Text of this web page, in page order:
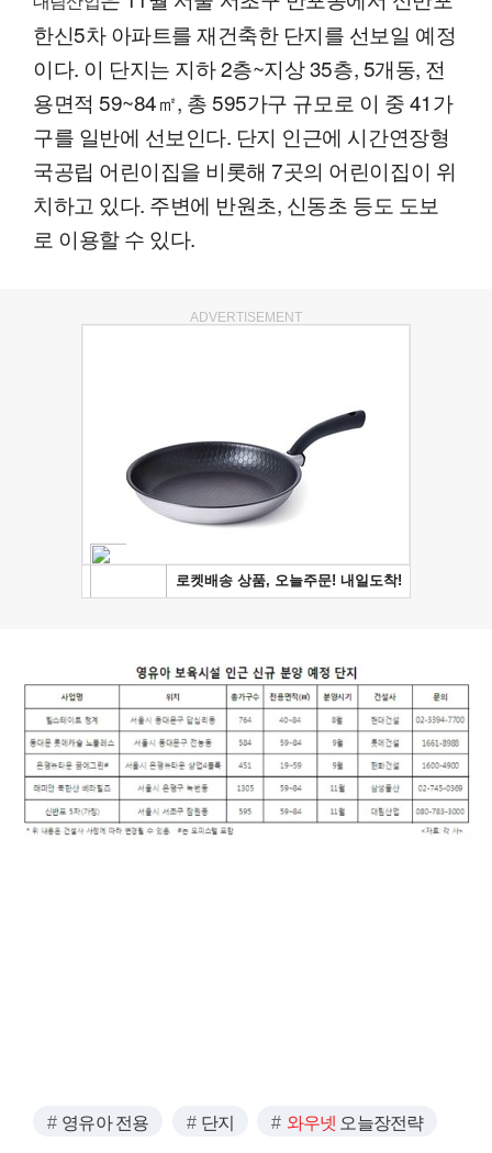
한신5차 아파트를 재건축한 단지를 선보일 예정
이다. 이 단지는 지하 2층~지상 35층, 5개동, 전
용면적 59~84㎡, 총 595가구 규모로 이 중 41가
구를 일반에 선보인다. 단지 인근에 시간연장형
국공립 어린이집을 비롯해 7곳의 어린이집이 위
치하고 있다. 주변에 반원초, 신동초 등도 도보
로 이용할 수 있다.
ADVERTISEMENT
영유아 전용 단지 와우넷 오늘장전략